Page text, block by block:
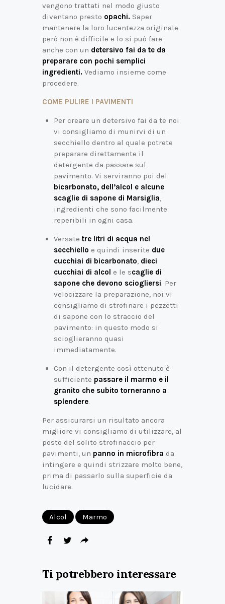
vengono trattati nel modo giusto
diventano presto opachi. Saper
mantenere la loro lucentezza originale
però non è difficile e lo si può fare
anche con un detersivo fai da te da
preparare con pochi semplici
ingredienti. Vediamo insieme come
procedere.
COME PULIRE I PAVIMENTI
Per creare un detersivo fai da te noi
vi consigliamo di munirvi di un
secchiello dentro al quale potrete
preparare direttamente il
detergente da passare sul
pavimento. Vi serviranno poi del
bicarbonato, dell’alcol e alcune
scaglie di sapone di Marsiglia,
ingredienti che sono facilmente
reperibili in ogni casa.
Versate tre litri di acqua nel
secchiello e quindi inserite due
cucchiai di bicarbonato, dieci
cucchiai di alcol e le scaglie di
sapone che devono sciogliersi. Per
velocizzare la preparazione, noi vi
consigliamo di strofinare i pezzetti
di sapone con lo straccio del
pavimento: in questo modo si
scioglieranno quasi
immediatamente.
Con il detergente così ottenuto è
sufficiente passare il marmo e il
granito che subito torneranno a
splendere.
Per assicurarsi un risultato ancora
migliore vi consigliamo di utilizzare, al
posto del solito strofinaccio per
pavimenti, un panno in microfibra da
intingere e quindi strizzare molto bene,
prima di passarlo sulla superficie da
lucidare.
Alcol Marmo
Ti potrebbero interessare